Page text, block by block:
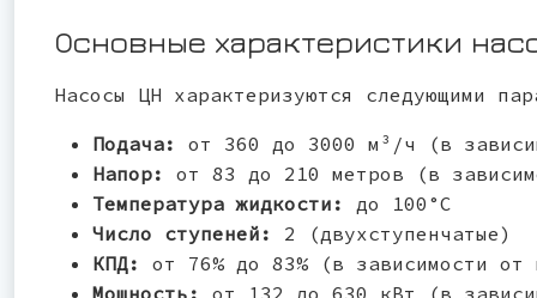
Основные характеристики
Насосы ЦН характеризуются следующими
Подача: от 360 до 3000 м³/ч (в
Напор: от 83 до 210 метров (в
Температура жидкости: до 100°С
Число ступеней: 2 (двухступенчатые)
КПД: от 76% до 83% (в зависимости от
Мощность: от 132 до 630 кВт (в